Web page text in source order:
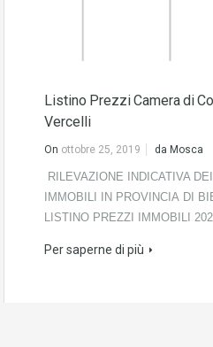
Listino Prezzi Camera di
Vercelli
On ottobre 25, 2019 da Mosca
RILEVAZIONE INDICATIVA
IMMOBILI IN PROVINCIA DI
LISTINO PREZZI IMMOBILI
Per saperne di più